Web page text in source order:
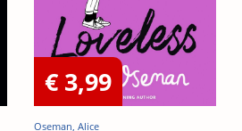
€ 3,99
Oseman, Alice